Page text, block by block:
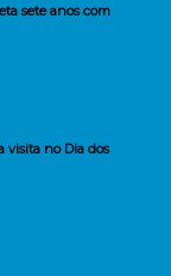
sete anos com
visita no Dia dos